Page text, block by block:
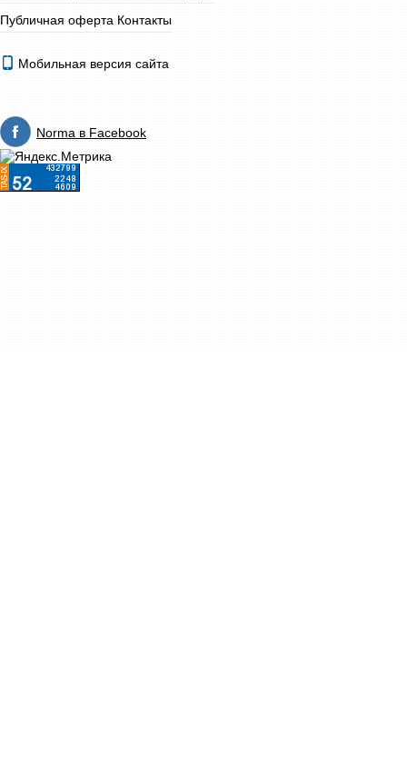
Публичная оферта Контакты
Мобильная версия сайта
Norma в Facebook